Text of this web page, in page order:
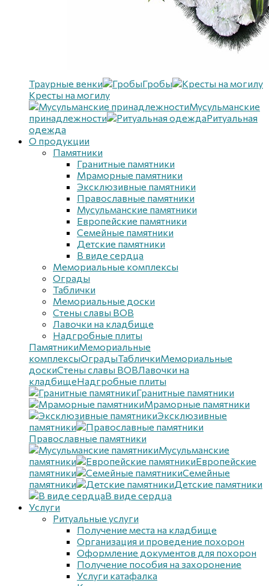
Траурные венки
Гробы
Кресты на могилу
Мусульманские
принадлежности
Ритуальная
одежда
О продукции
Памятники
Гранитные памятники
Мраморные памятники
Эксклюзивные памятники
Православные памятники
Мусульманские памятники
Европейские памятники
Семейные памятники
Детские памятники
В виде сердца
Мемориальные комплексы
Ограды
Таблички
Мемориальные доски
Стены славы ВОВ
Лавочки на кладбище
Надгробные плиты
ПамятникиМемориальные
комплексыОградыТабличкиМемориальные
доскиСтены славы ВОВЛавочки на
кладбищеНадгробные плиты
Гранитные памятники
Мраморные памятники
Эксклюзивные
памятники
Православные памятники
Мусульманские
памятники
Европейские
памятники
Семейные
памятники
Детские памятники
В виде сердца
Услуги
Ритуальные услуги
Получение места на кладбище
Организация и проведение похорон
Оформление документов для похорон
Получение пособия на захоронение
Услуги катафалка